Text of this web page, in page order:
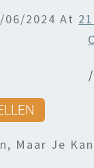
06/2024 At
Maar Je Kan